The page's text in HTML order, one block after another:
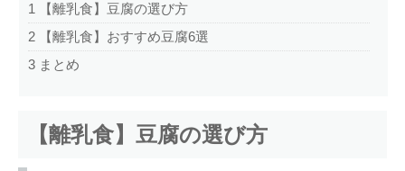
1
【離乳食】豆腐の選び方
2 【離乳食】おすすめ豆腐6選
3 まとめ
【離乳食】豆腐の選び方